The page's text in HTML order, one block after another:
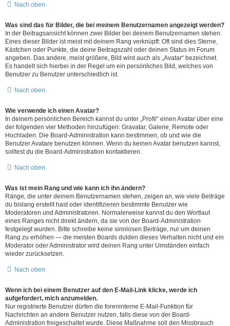
Nach oben
Was sind das für Bilder, die bei meinem Benutzernamen angezeigt werden?
In der Beitragsansicht können zwei Bilder bei deinem Benutzernamen stehen.
Eines dieser Bilder ist meist mit deinem Rang verknüpft: Oft sind dies Sterne,
Kästchen oder Punkte, die deine Beitragszahl oder deinen Status im Forum
angeben. Das andere, meist größere, Bild wird auch als „Avatar“ bezeichnet.
Es handelt sich hierbei in der Regel um ein persönliches Bild, welches von
Benutzer zu Benutzer unterschiedlich ist.
Nach oben
Wie verwende ich einen Avatar?
In deinem persönlichen Bereich kannst du unter „Profil“ einen Avatar über eine
der folgenden vier Methoden hinzufügen: Gravatar, Galerie, Remote oder
Hochladen. Die Board-Administration kann bestimmen, ob und wie die
Benutzer Avatare benutzen können. Wenn du keinen Avatar benutzen kannst,
solltest du die Board-Administration kontaktieren.
Nach oben
Was ist mein Rang und wie kann ich ihn ändern?
Ränge, die unter deinem Benutzernamen stehen, zeigen an, wie viele Beiträge
du bislang erstellt hast oder identifizieren bestimmte Benutzer wie
Moderatoren und Administratoren. Normalerweise kannst du den Wortlaut
eines Ranges nicht direkt ändern, da sie von der Board-Administration
festgelegt wurden. Bitte schreibe keine sinnlosen Beiträge, nur um deinen
Rang zu erhöhen — die meisten Boards dulden dieses Verhalten nicht und ein
Moderator oder Administrator wird deinen Rang unter Umständen einfach
wieder zurücksetzen.
Nach oben
Wenn ich bei einem Benutzer auf den E-Mail-Link klicke, werde ich
aufgefordert, mich anzumelden.
Nur registrierte Benutzer dürfen die foreninterne E-Mail-Funktion für
Nachrichten an andere Benutzer nutzen, falls diese von der Board-
Administration freigeschaltet wurde. Diese Maßnahme soll den Missbrauch